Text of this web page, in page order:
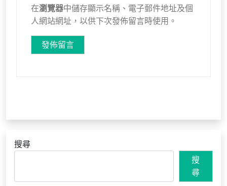
在瀏覽器中儲存顯示名稱、電子郵件地址及個
人網站網址，以供下次發佈留言時使用。
搜尋
搜
尋